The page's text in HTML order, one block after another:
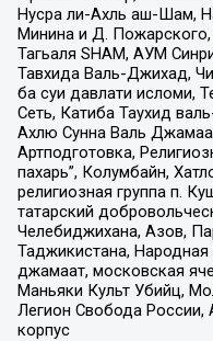
Нусра ли-Ахль аш-Шам,
Минина и Д.
Тагьаля SHAM, АУМ
Тавхида Валь-Джихад,
ба суи давлати исломи,
Сеть, Катиба Таухид
Ахлю Сунна Валь
Артподготовка,
пахарь”, Колумбайн,
религиозная группа п.
татарский
Челебиджихана, Азов,
Таджикистана,
джамаат, московская
Маньяки Культ Убийц,
Легион Свобода России,
корпус